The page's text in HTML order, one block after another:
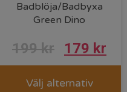
Badblöja/Badbyxa
Green Dino
199kr 179 kr
Välj alternativ